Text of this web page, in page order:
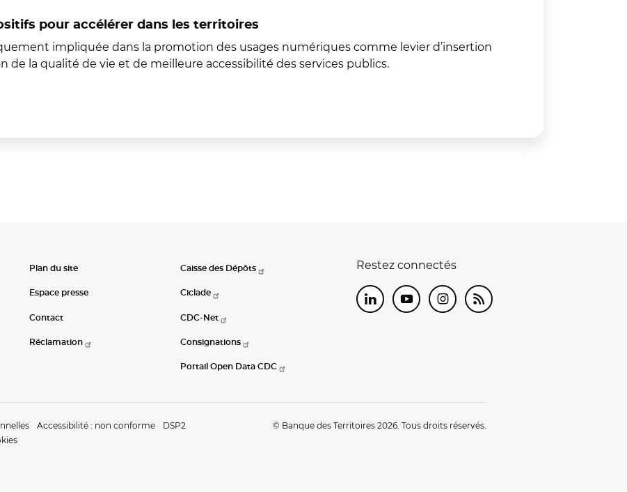
pour accélérer dans les territoires
impliquée dans la promotion des usages numériques comme levier d’insertion
de la qualité de vie et de meilleure accessibilité des services publics.
Plan du site
Espace presse
Contact
Réclamation
Caisse des Dépôts
Ciclade
CDC-Net
Consignations
Portail Open Data CDC
Restez connectés
LinkedInYoutubeInstagram
RSS
Accessibilité : non conforme
DSP2
© Banque des Territoires 2026. Tous droits réservés.